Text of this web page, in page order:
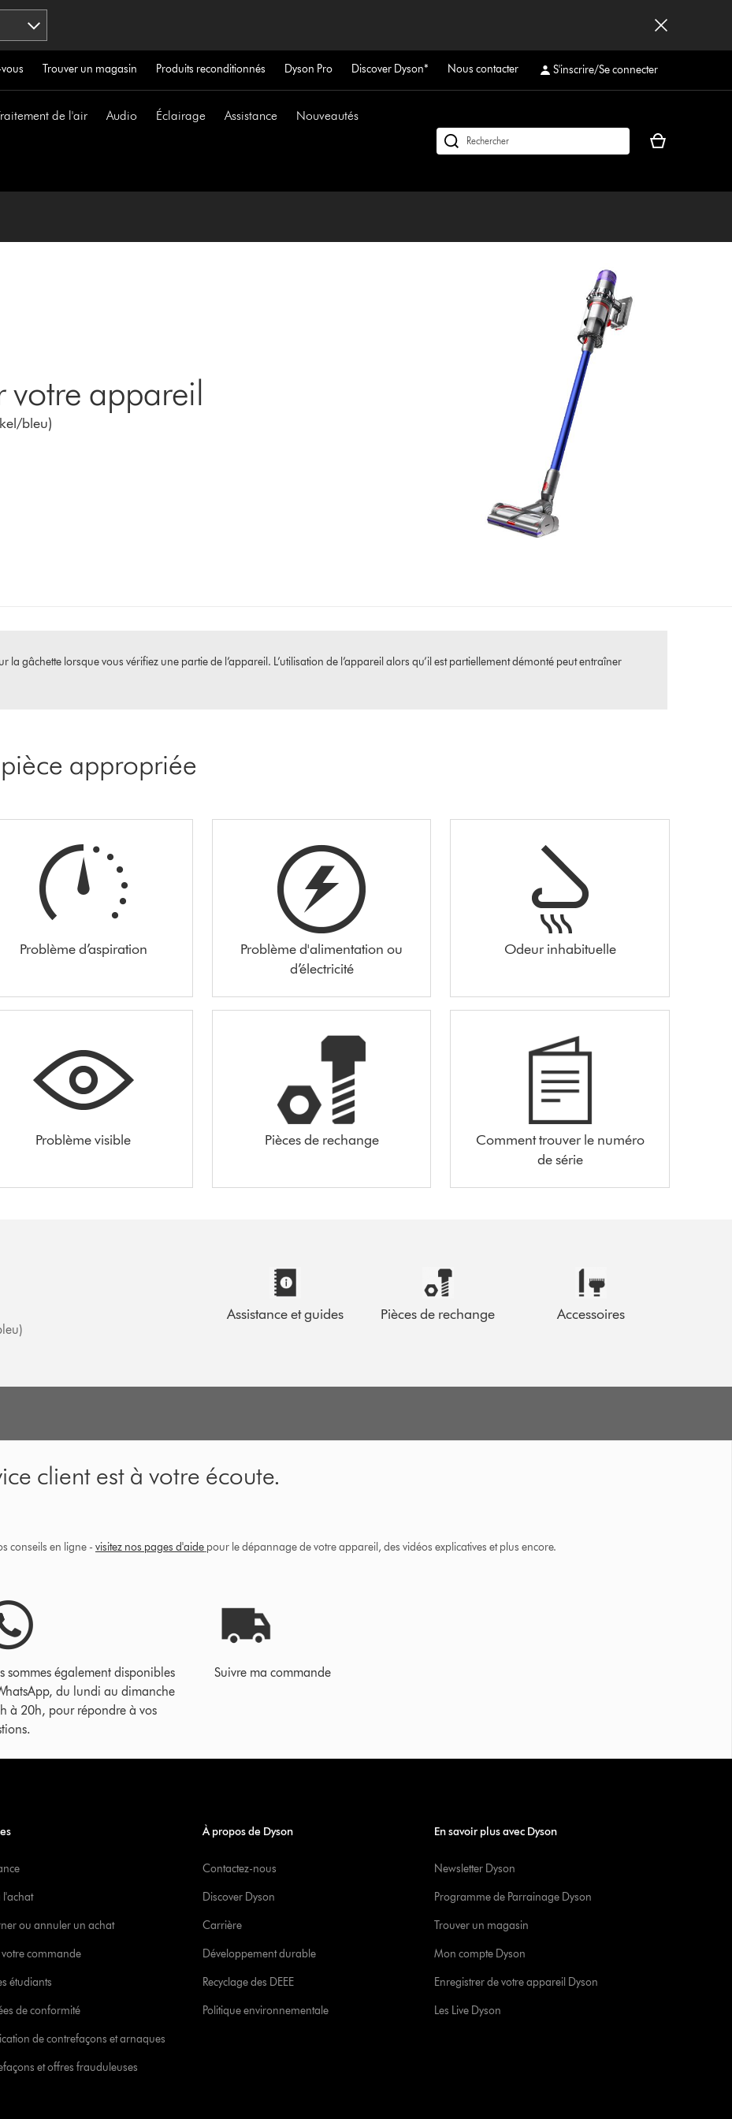
Trouver un magasin Produits reconditionnés Dyson Pro Discover Dyson* Nous contacter S'inscrire/Se connecter
de l'air Audio Éclairage Assistance Nouveautés
Rechercher
Votre
vide
votre appareil
bleu)
la gâchette lorsque vous vérifiez une partie de l’appareil. L’utilisation de l’appareil alors qu’il est partiellement démonté peut entraîner
appropriée
Problème d’aspiration
Problème d'alimentation ou
d’électricité
Odeur inhabituelle
Problème visible Pièces de rechange
Comment trouver le numéro
de série
Assistance et guides Pièces de rechange Accessoires
client est à votre écoute.
conseils en ligne - visitez nos pages d'aide pour le dépannage de votre appareil, des vidéos explicatives et plus encore.
sommes également disponibles
du lundi au dimanche
à 20h, pour répondre à vos
Suivre ma commande
l'achat
ou annuler un achat
votre commande
étudiants
de conformité
de contrefaçons et arnaques
et offres frauduleuses
À propos de Dyson
Contactez-nous
Discover Dyson
Carrière
Développement durable
Recyclage des DEEE
Politique environnementale
En savoir plus avec Dyson
Newsletter Dyson
Programme de Parrainage Dyson
Trouver un magasin
Mon compte Dyson
Enregistrer de votre appareil Dyson
Les Live Dyson